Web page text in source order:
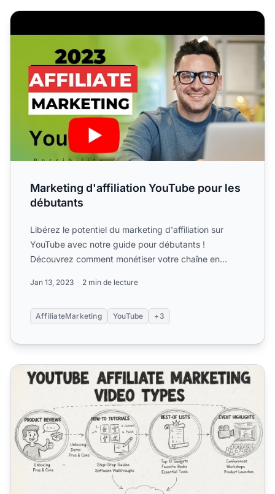
Marketing d'affiliation YouTube pour les débutants
Marketing d'affiliation YouTube pour les
débutants
Libérez le potentiel du marketing d'affiliation sur
YouTube avec notre guide pour débutants !
Découvrez comment monétiser votre chaîne en
Jan 13, 2023 2 min de lecture
AffiliateMarketing YouTube +3
Meilleurs types de vidéos YouTube pour le marketing